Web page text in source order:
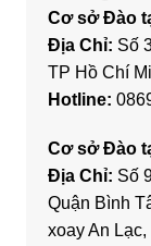
Cơ sở Đào
Địa Chỉ: Số
TP Hồ Chí
Hotline:
Cơ sở Đào
Địa Chỉ: Số
Quận Bình
xoay An